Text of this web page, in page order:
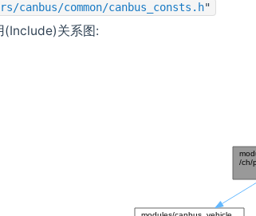
canbus/common/canbus_consts.h"
(Include)关系图: